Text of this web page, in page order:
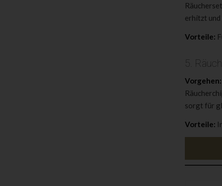
erhitzt und
Vorteile:
5.
Vorgehen:
sorgt für
Vorteile: